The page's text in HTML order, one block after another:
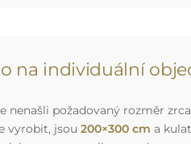
na individuální
nenašli požadovaný rozměr
vyrobit, jsou 200×300 cm a